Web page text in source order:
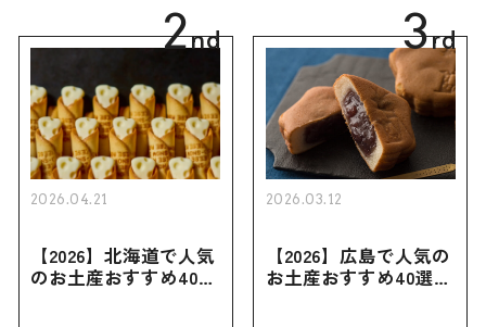
2nd
2026.04.21
【2026】北海道で人気
のお土産おすすめ40選
3rd
2026.03.12
【2026】広島で人気の
お土産おすすめ40選｜